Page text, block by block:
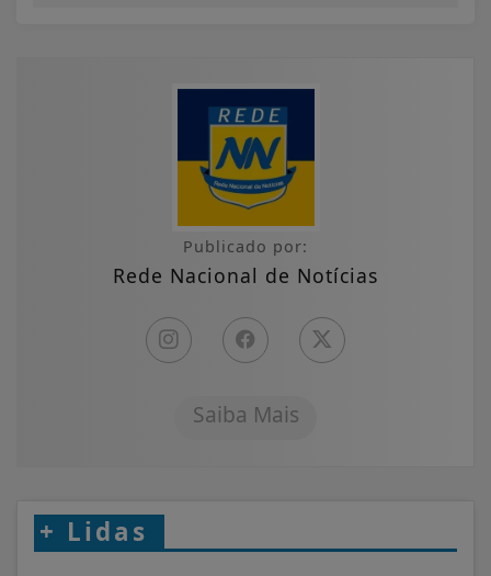
Publicado por:
Rede Nacional de Notícias
Saiba Mais
+ Lidas